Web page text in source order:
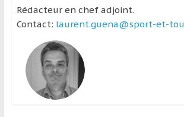
Rédacteur en chef adjoint.
Contact: laurent.guena@sport-et-